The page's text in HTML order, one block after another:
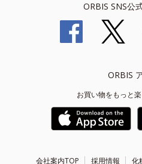
ORBIS SNS公
ORBIS
お買い物をもっと
会社案内TOP 採用情報 化